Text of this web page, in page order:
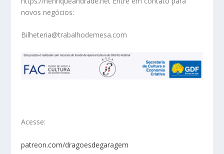
novos negócios:
Bilheteria@trabalhodemesa.com
Acesse:
patreon.com/dragoesdegaragem